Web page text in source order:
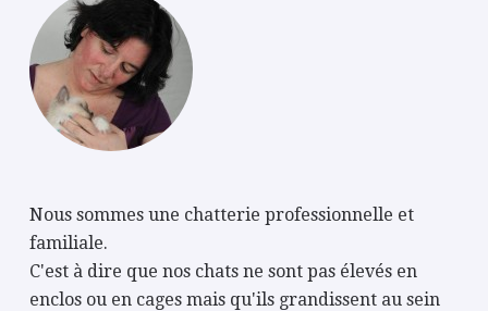
Nous sommes une chatterie professionnelle et
familiale.
C'est à dire que nos chats ne sont pas élevés en
enclos ou en cages mais qu'ils grandissent au sein